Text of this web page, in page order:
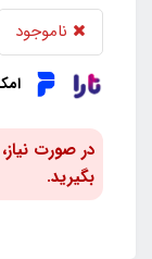
ناموجود
در صورت
بگیرید.